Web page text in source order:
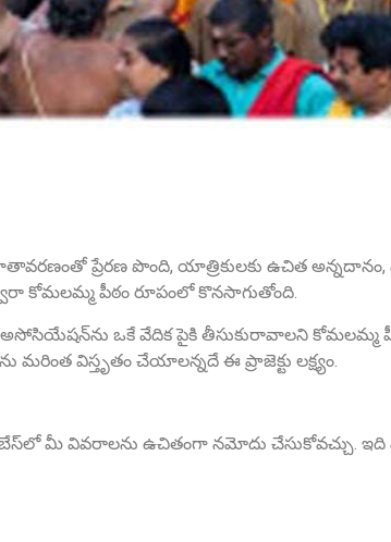
ప్రేరణ పొంది, యాత్రికులకు ఉచిత అన్నదానం,
కోమలమ్మ పీఠం రూపంలో కొనసాగుతోంది.
అసోసియేషన్‌ను ఒకే వేదిక పైకి తీసుకురావాలని కోమలమ్మ
విస్తృతం చేయాలన్నదే ఈ ప్రాజెక్టు లక్ష్యం.
మీ వివరాలను ఉచితంగా నమోదు చేసుకోవచ్చు. ఇది